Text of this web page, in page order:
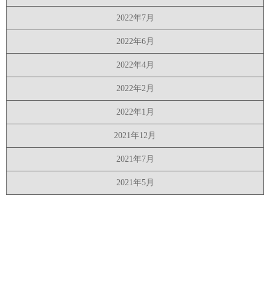
2022年7月
2022年6月
2022年4月
2022年2月
2022年1月
2021年12月
2021年7月
2021年5月